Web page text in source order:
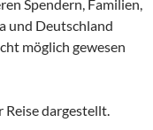
Spendern, Familien,
und Deutschland
möglich gewesen
Reise dargestellt.